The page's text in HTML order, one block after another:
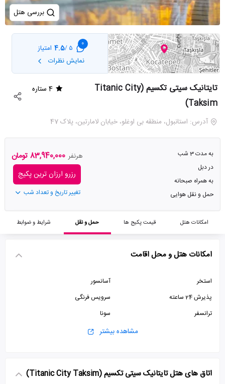
بررسی هتل
0
5 /
4.5 امتیاز
نمایش نظرات
تایتانیک سیتی تکسیم (Titanic City
Taksim)
4 ستاره
آدرس: استانبول، منطقه بی اوغلو، خیابان لامارتین، پلاک 47
به مدت 3 شب
در دبل
به همراه صبحانه
حمل و نقل هوایی
هرنفر 83,940,000 تومان
رزرو ارزان ترین پکیج
تغییر تاریخ و تعداد شب
امکانات هتل قیمت پکیج ها حمل و نقل شرایط و ضوابط
امکانات هتل و محل اقامت
استخر
آسانسور
پذیرش 24 ساعته
سرویس فرنگی
ترانسفر
سونا
سالن بدنسازیمشاهده بیشتر
اتاق های هتل تایتانیک سیتی تکسیم (Titanic City Taksim)